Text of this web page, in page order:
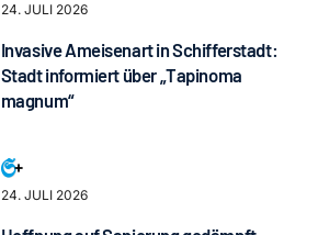
24. JULI 2026
Invasive Ameisenart in Schifferstadt:
Stadt informiert über „Tapinoma
magnum“
24. JULI 2026